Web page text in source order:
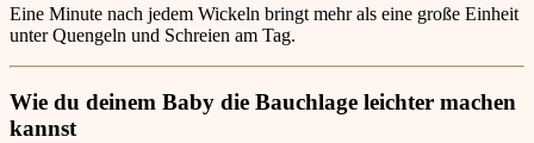
Eine Minute nach jedem Wickeln bringt mehr als eine große Einheit
unter Quengeln und Schreien am Tag.
Wie du deinem Baby die Bauchlage leichter machen
kannst